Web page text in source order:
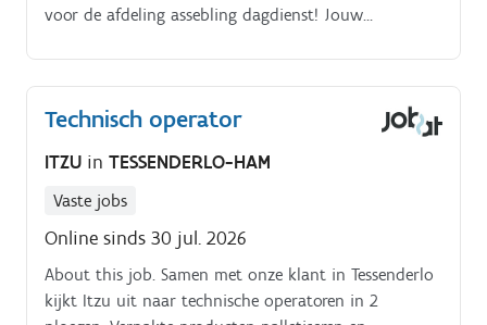
voor de afdeling assebling dagdienst! Jouw
Technisch operator
ITZU in TESSENDERLO-HAM
Vaste jobs
Online sinds 30 jul. 2026
About this job. Samen met onze klant in Tessenderlo
kijkt Itzu uit naar technische operatoren in 2